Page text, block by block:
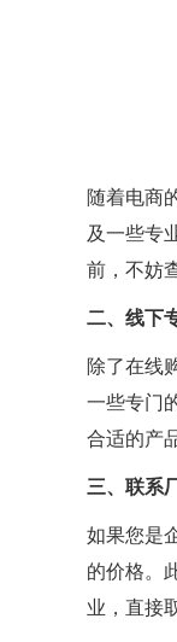
随着电商
及一些专
前，不妨
二、线下
除了在线
一些专门
合适的产
三、联系
如果您是
的价格。
业，直接